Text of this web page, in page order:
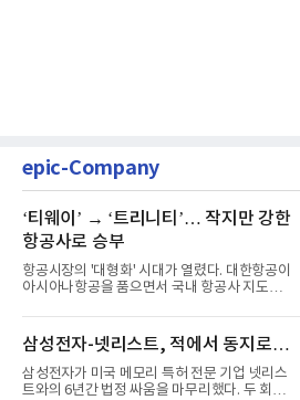
epic-Company
‘티웨이’ → ‘트리니티’… 작지만 강한
항공사로 승부
항공시장의 '대형화' 시대가 열렸다. 대한항공이
아시아나항공을 품으면서 국내 항공사 지도가
삼성전자-넷리스트, 적에서 동지로…
삼성전자가 미국 메모리 특허 전문 기업 넷리스
트와의 6년간 법정 싸움을 마무리했다. 두 회사